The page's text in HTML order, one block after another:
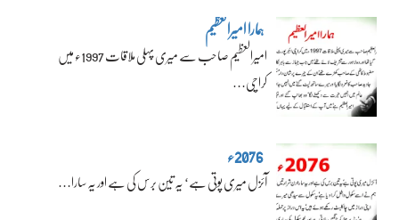
ہمارا امیرالعظیم
امیرالعظیم صاحب سے میری پہلی ملاقات 1997ء میں
کراچی…
2076ء
آئزل میری پوتی ہے‘ یہ تین برس کی ہے اور یہ سارا…